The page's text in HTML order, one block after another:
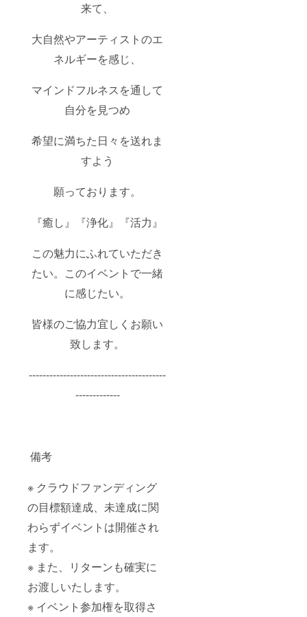
来て、
大自然やアーティストのエ
ネルギーを感じ、
マインドフルネスを通して
自分を見つめ
希望に満ちた日々を送れま
すよう
願っております。
『癒し』『浄化』『活力』
この魅力にふれていただき
たい。このイベントで一緒
に感じたい。
皆様のご協力宜しくお願い
致します。
----------------------------------------
-------------
備考
※ クラウドファンディング
の目標額達成、未達成に関
わらずイベントは開催され
ます。
※ また、リターンも確実に
お渡しいたします。
※ イベント参加権を取得さ